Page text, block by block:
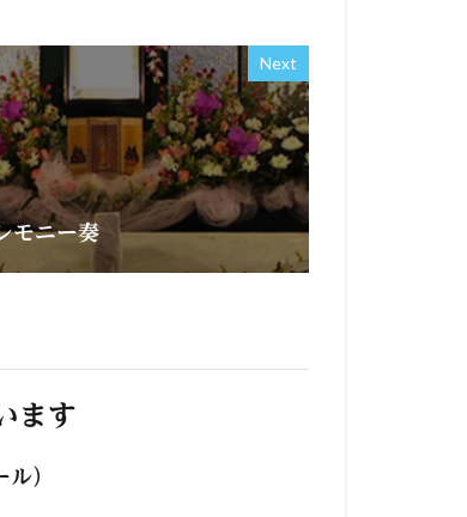
Next
モニー奏
ます
）